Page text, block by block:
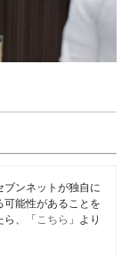
ブンネットが独自に
能性があることを
ら、「 こちら 」より